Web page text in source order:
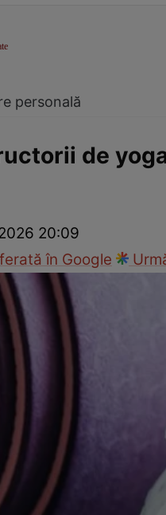
personală
de
20:09
în Google